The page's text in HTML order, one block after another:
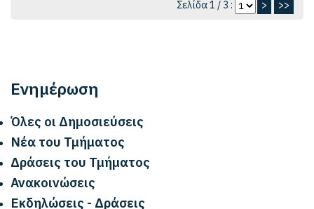
Σελίδα 1 / 3 : > >>
Ενημέρωση
Όλες οι Δημοσιεύσεις
Νέα του Τμήματος
Δράσεις του Τμήματος
Ανακοινώσεις
Εκδηλώσεις - Δράσεις